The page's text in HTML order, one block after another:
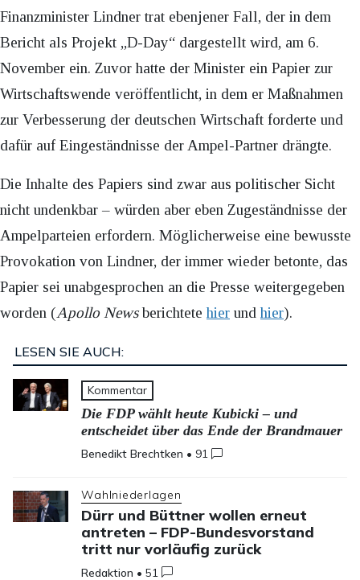
Finanzminister Lindner trat ebenjener Fall, der in dem
Bericht als Projekt „D-Day“ dargestellt wird, am 6.
November ein. Zuvor hatte der Minister ein Papier zur
Wirtschaftswende veröffentlicht, in dem er Maßnahmen
zur Verbesserung der deutschen Wirtschaft forderte und
dafür auf Eingeständnisse der Ampel-Partner drängte.
Die Inhalte des Papiers sind zwar aus politischer Sicht
nicht undenkbar – würden aber eben Zugeständnisse der
Ampelparteien erfordern. Möglicherweise eine bewusste
Provokation von Lindner, der immer wieder betonte, das
Papier sei unabgesprochen an die Presse weitergegeben
worden (Apollo Newsberichtetehier undhier).
LESEN SIE AUCH:
Kommentar
Die FDP wählt heute Kubicki – und
entscheidet über das Ende der Brandmauer
Benedikt Brechtken • 91
Wahlniederlagen
Dürr und Büttner wollen erneut
antreten – FDP-Bundesvorstand
tritt nur vorläufig zurück
Redaktion •51